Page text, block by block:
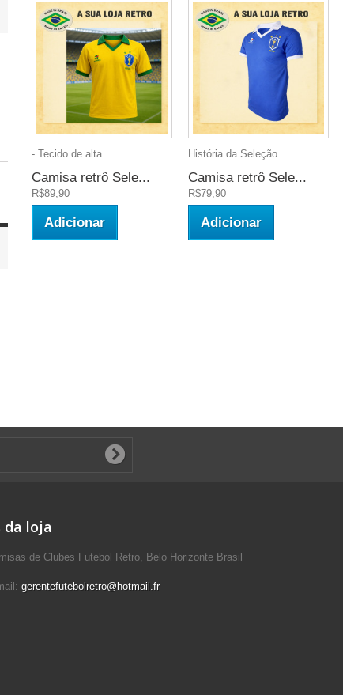
- Tecido de alta...
Camisa retrô Sele...
R$89,90
Adicionar
História da Seleção...
Camisa retrô Sele...
R$79,90
Adicionar
da loja
de Clubes Futebol Retro, Belo Horizonte Brasil
gerentefutebolretro@hotmail.fr